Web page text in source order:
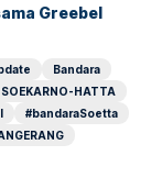
Greebel
Bandara
HATTA
#bandaraSoetta